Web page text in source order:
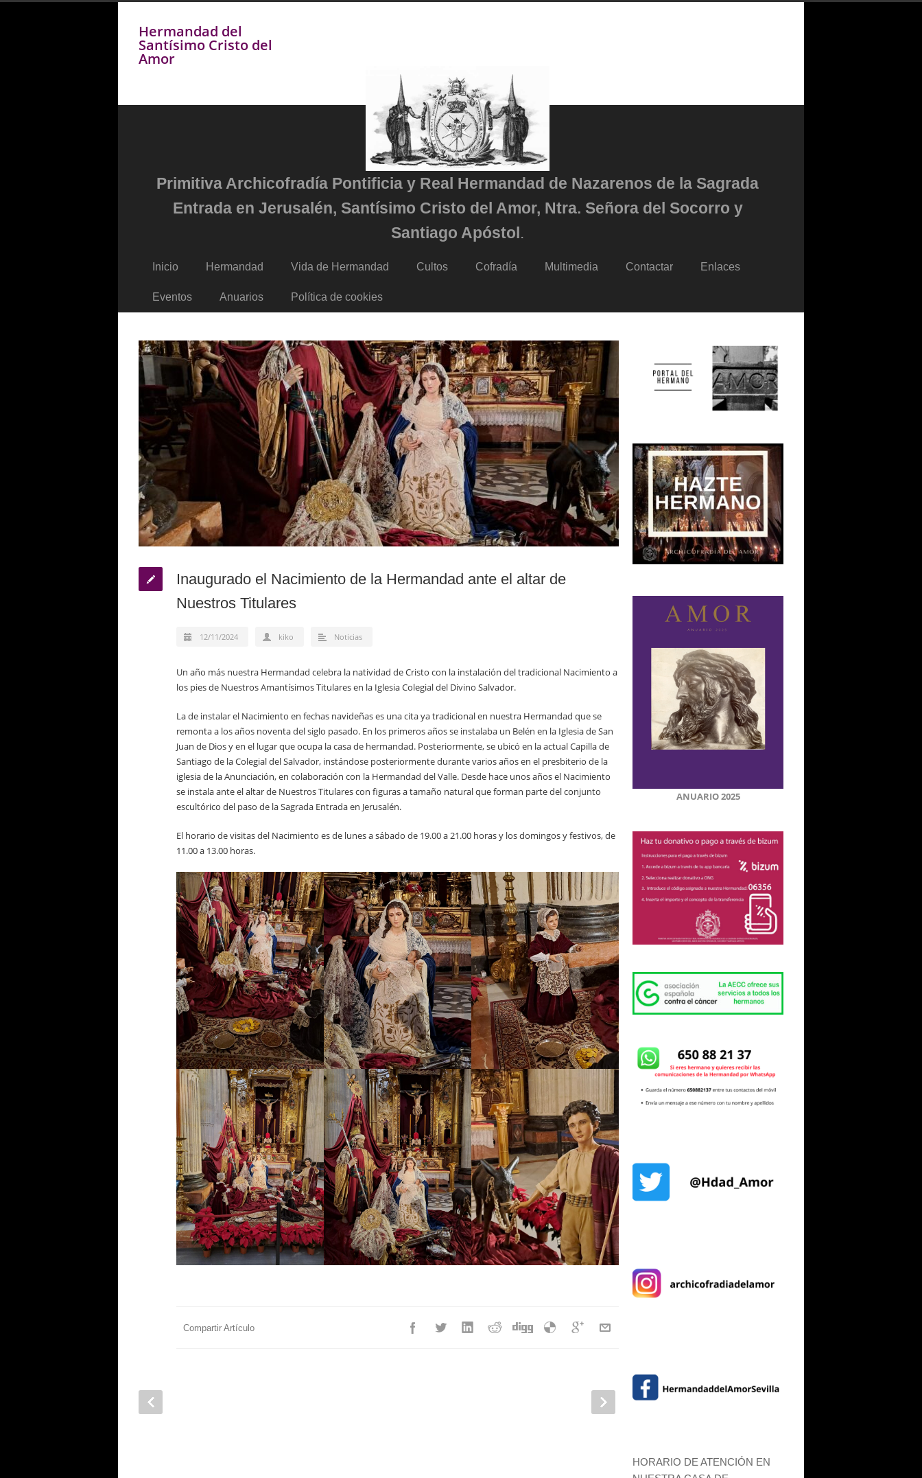
Hermandad del
Santísimo Cristo del
Amor
Primitiva Archicofradía Pontificia y Real Hermandad de Nazarenos de la Sagrada
Entrada en Jerusalén, Santísimo Cristo del Amor, Ntra. Señora del Socorro y
Santiago Apóstol.
Inicio Hermandad Vida de Hermandad Cultos Cofradía Multimedia Contactar Enlaces
Eventos Anuarios Política de cookies
Inaugurado el Nacimiento de la Hermandad ante el altar de
Nuestros Titulares
12/11/2024 kiko Noticias
Un año más nuestra Hermandad celebra la natividad de Cristo con la instalación del tradicional Nacimiento a
los pies de Nuestros Amantísimos Titulares en la Iglesia Colegial del Divino Salvador.
La de instalar el Nacimiento en fechas navideñas es una cita ya tradicional en nuestra Hermandad que se
remonta a los años noventa del siglo pasado. En los primeros años se instalaba un Belén en la Iglesia de San
Juan de Dios y en el lugar que ocupa la casa de hermandad. Posteriormente, se ubicó en la actual Capilla de
Santiago de la Colegial del Salvador, instándose posteriormente durante varios años en el presbiterio de la
iglesia de la Anunciación, en colaboración con la Hermandad del Valle. Desde hace unos años el Nacimiento
se instala ante el altar de Nuestros Titulares con figuras a tamaño natural que forman parte del conjunto
escultórico del paso de la Sagrada Entrada en Jerusalén.
El horario de visitas del Nacimiento es de lunes a sábado de 19.00 a 21.00 horas y los domingos y festivos, de
11.00 a 13.00 horas.
Compartir Artículo
ANUARIO 2025
HORARIO DE ATENCIÓN EN